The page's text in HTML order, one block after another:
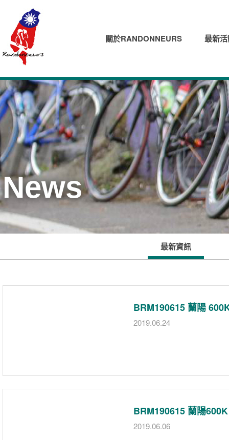
關於RANDONNEURS 最新
News
最新資訊
BRM190615 蘭陽
2019.06.24
BRM190615 蘭陽
2019.06.06